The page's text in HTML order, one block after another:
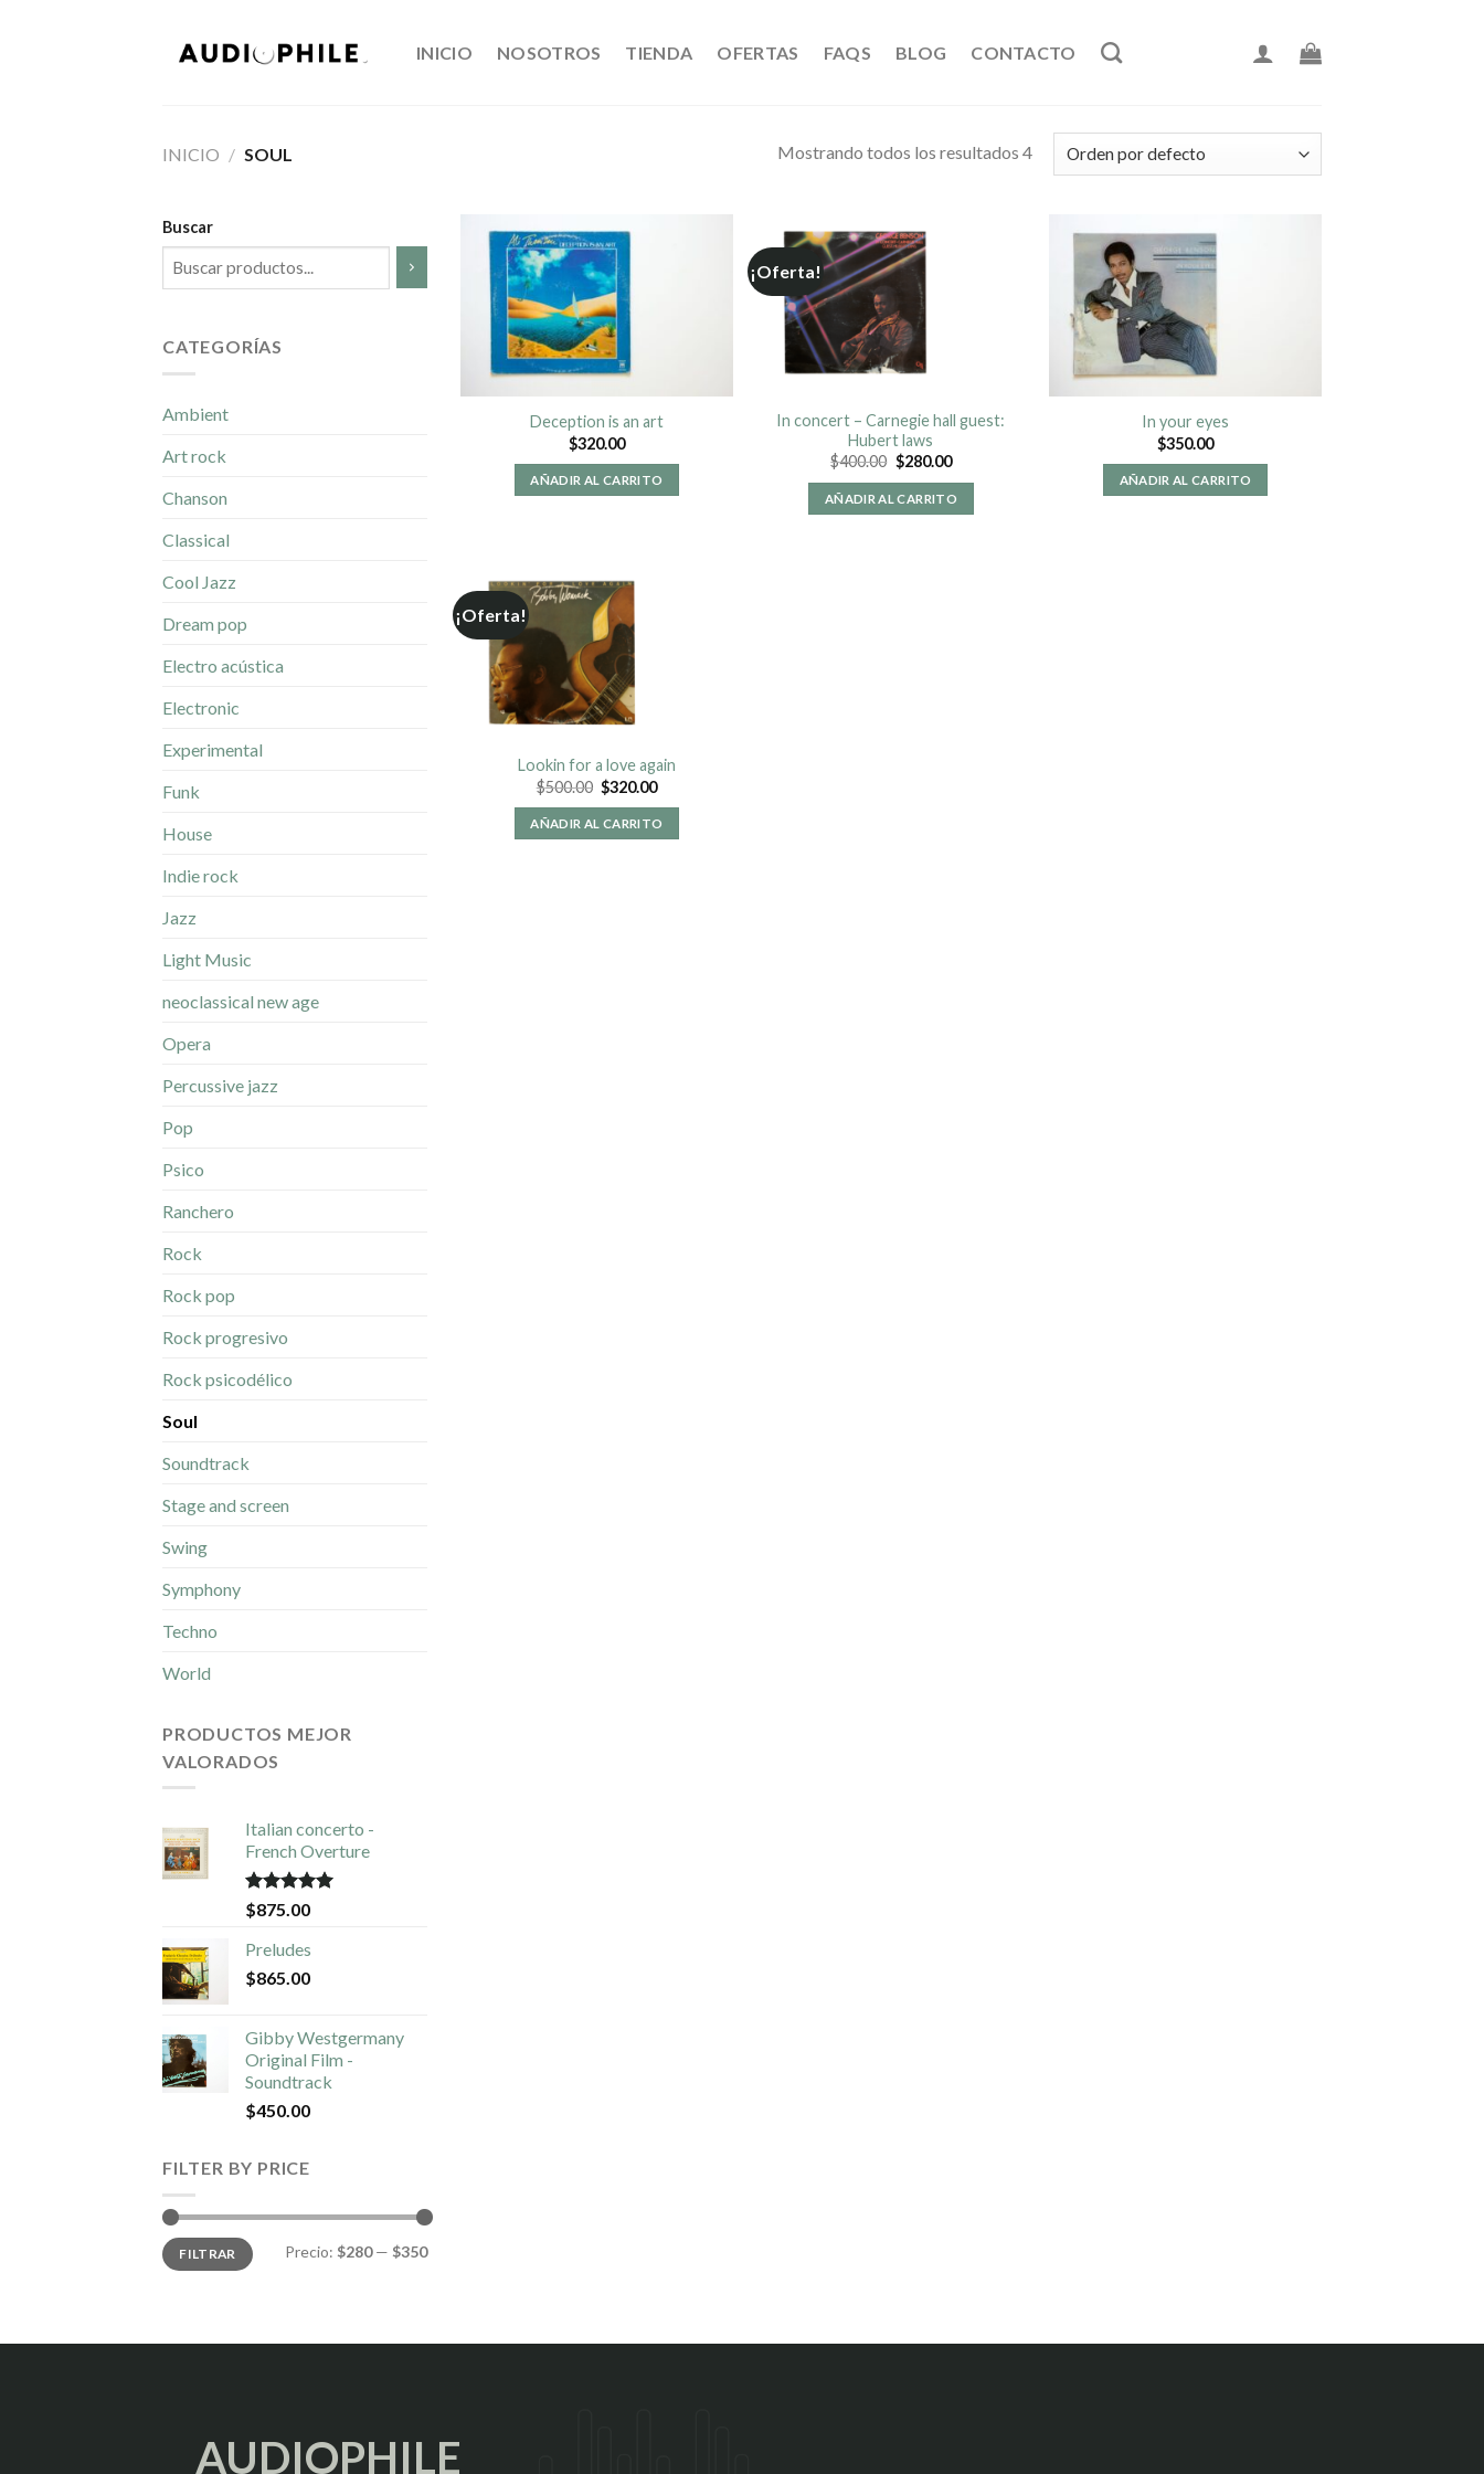
INICIO NOSOTROS TIENDA OFERTAS FAQS BLOG CONTACTO
INICIO / SOUL Mostrando todos los resultados 4
Buscar
CATEGORÍAS
Ambient
Art rock
Chanson
Classical
Cool Jazz
Dream pop
Electro acústica
Electronic
Experimental
Funk
House
Indie rock
Jazz
Light Music
neoclassical new age
Opera
Percussive jazz
Pop
Psico
Ranchero
Rock
Rock pop
Rock progresivo
Rock psicodélico
Soul
Soundtrack
Stage and screen
Swing
Symphony
Techno
World
PRODUCTOS MEJOR
VALORADOS
Italian concerto -
French Overture
Valorado en
5.00
$875.00
Preludes
$865.00
Gibby Westgermany
Original Film -
Soundtrack
$450.00
FILTER BY PRICE
Precio
mínimo
Precio
máximo
FILTRAR Precio: $280— $350
Deception is an art
$320.00
AÑADIR AL CARRITO
¡Oferta!
In concert – Carnegie hall guest:
Hubert laws
$400.00 $280.00
AÑADIR AL CARRITO
In your eyes
$350.00
AÑADIR AL CARRITO
¡Oferta!
Lookin for a love again
$500.00 $320.00
AÑADIR AL CARRITO
AUDIOPHILE